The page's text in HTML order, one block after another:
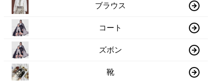
ブラウス
コート
ズボン
靴